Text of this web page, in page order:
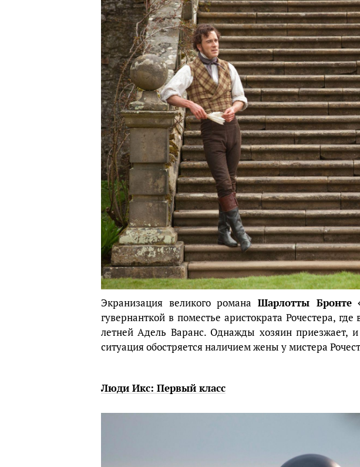
Экранизация великого романа Шарлотты Бронте
гувернанткой в поместье аристократа Рочестера,
летней Адель Варанс. Однажды хозяин приезжает,
ситуация обостряется наличием жены у мистера
Люди Икс: Первый класс